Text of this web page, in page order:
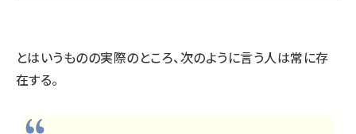
とはいうものの実際のところ、次のように言う人は常に存
在する。